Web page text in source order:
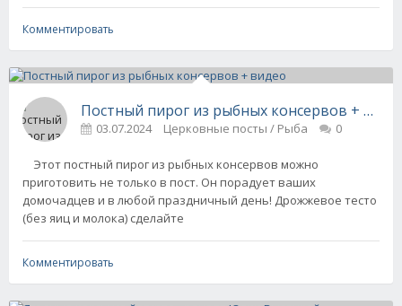
Комментировать
Постный пирог из рыбных консервов +
03.07.2024 Церковные посты / Рыба 0
Этот постный пирог из рыбных консервов можно
приготовить не только в пост. Он порадует ваших
домочадцев и в любой праздничный день! Дрожжевое тесто
(без яиц и молока) сделайте
Комментировать